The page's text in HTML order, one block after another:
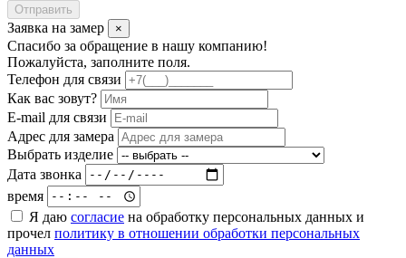
Отправить
Заявка на замер ×
Спасибо за обращение в нашу компанию!
Пожалуйста, заполните поля.
Телефон для связи
Как вас зовут?
E-mail для связи
Адрес для замера
Выбрать изделие
Дата звонка
время
Я даю согласие на обработку персональных данных и
прочел политику в отношении обработки персональных
данных